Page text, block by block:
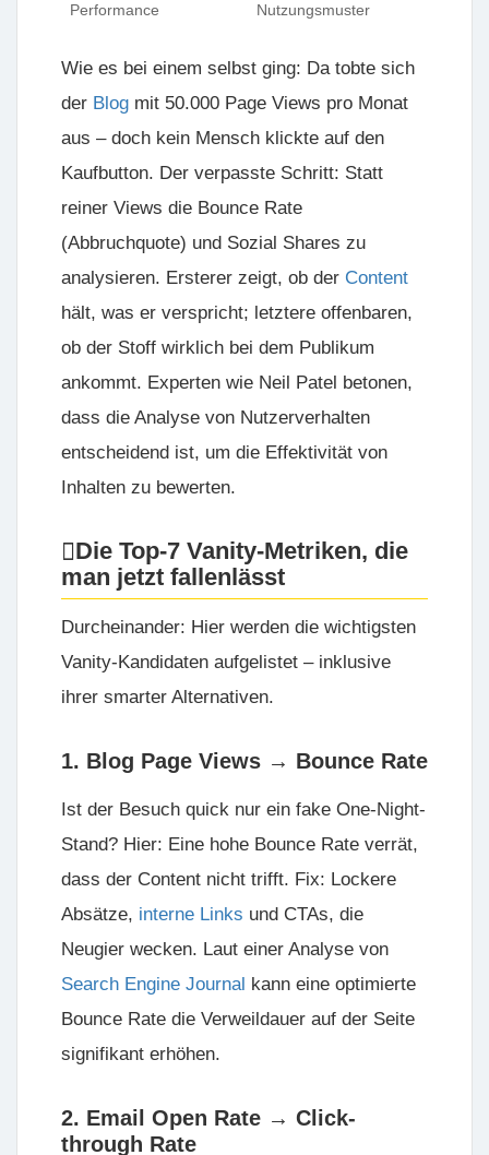
Performance
Nutzungsmuster
Wie es bei einem selbst ging: Da tobte sich
der Blog mit 50.000 Page Views pro Monat
aus – doch kein Mensch klickte auf den
Kaufbutton. Der verpasste Schritt: Statt
reiner Views die Bounce Rate
(Abbruchquote) und Sozial Shares zu
analysieren. Ersterer zeigt, ob der Content
hält, was er verspricht; letztere offenbaren,
ob der Stoff wirklich bei dem Publikum
ankommt. Experten wie Neil Patel betonen,
dass die Analyse von Nutzerverhalten
entscheidend ist, um die Effektivität von
Inhalten zu bewerten.
Die Top-7 Vanity-Metriken, die
man jetzt fallenlässt
Durcheinander: Hier werden die wichtigsten
Vanity-Kandidaten aufgelistet – inklusive
ihrer smarter Alternativen.
1. Blog Page Views → Bounce Rate
Ist der Besuch quick nur ein fake One-Night-
Stand? Hier: Eine hohe Bounce Rate verrät,
dass der Content nicht trifft. Fix: Lockere
Absätze, interne Links und CTAs, die
Neugier wecken. Laut einer Analyse von
Search Engine Journal kann eine optimierte
Bounce Rate die Verweildauer auf der Seite
signifikant erhöhen.
2. Email Open Rate → Click-
through Rate